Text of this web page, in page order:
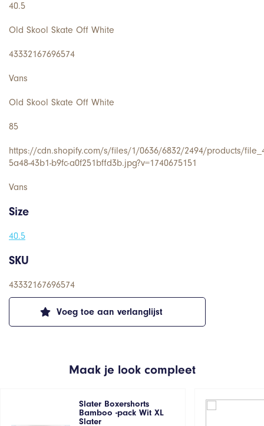
Voeg toe aan verlanglijst
40.5
Old Skool Skate Off White
43332167696574
Vans
Old Skool Skate Off White
85
https://cdn.shopify.com/s/files/1/0636/6832/2494/products/
5a48-43b1-b9fc-a0f251bffd3b.jpg?v=1740675151
Vans
Size
40.5
SKU
43332167696574
Maak je look compleet
Slater Boxershorts
Bamboo -pack Wit XL
Slater